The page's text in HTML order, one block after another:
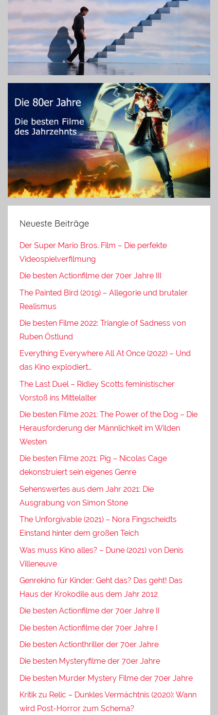
Neueste Beiträge
Der Super Mario Bros. Film – Die perfekte
Videospielverfilmung
Die besten Actionfilme der 70er Jahre III
The Painted Bird (2019) – Allegorie und brutaler
Realismus
Die besten Filme 2022: Triangle of Sadness von
Ruben Östlund
Everything Everywhere All At Once (2022) – Und
das Kino explodiert…
The Last Duel – Ridley Scotts feministischer
Vorstoß ins Mittelalter
Die besten Filme 2021: The Power of the Dog – Die
Herausforderung der Männlichkeit im Wilden
Westen
Die besten Filme 2021: Pig – Nicolas Cage
dekonstruiert sein eigenes Genre
Sehenswertes aus dem Jahr 2021: Die
Ausgrabung von Simon Stone
The Unforgivable (2021) – Nora Fingscheidts
Einstand hinter dem großen Teich
Was muss Kino alles? – Dune (2021) von Denis
Villeneuve
Genrekino für Kinder: Geht das? Das geht! Das
Haus der Krokodile aus dem Jahr 2012
Die besten Actionfilme der 70er Jahre II
Die besten Actionfilme der 70er Jahre I
Die besten Actionthriller der 70er Jahre
Die besten Mysteryfilme der 70er Jahre
Die besten Murder Mystery Filme der 70er Jahre
Kritik zu Relic – Dunkles Vermächtnis (2020): Wann
wird Post-Horror zum Schema?